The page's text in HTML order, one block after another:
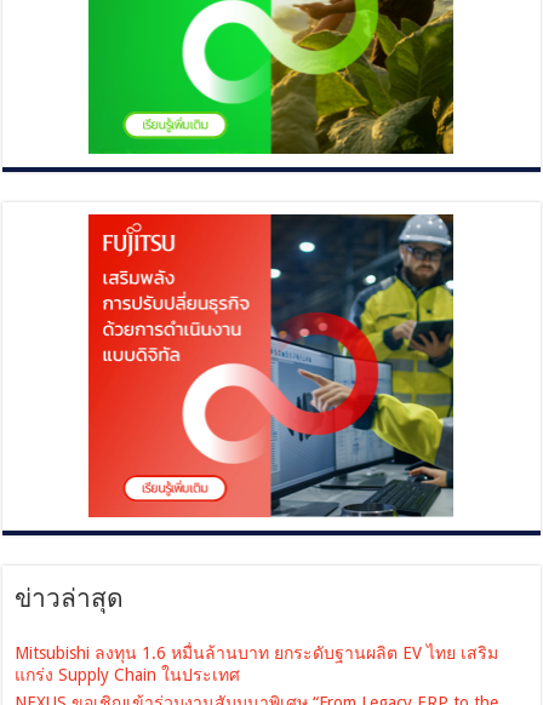
ข่าวล่าสุด
Mitsubishi ลงทุน 1.6 หมื่นล้านบาท ยกระดับฐานผลิต EV ไทย เสริม
แกร่ง Supply Chain ในประเทศ